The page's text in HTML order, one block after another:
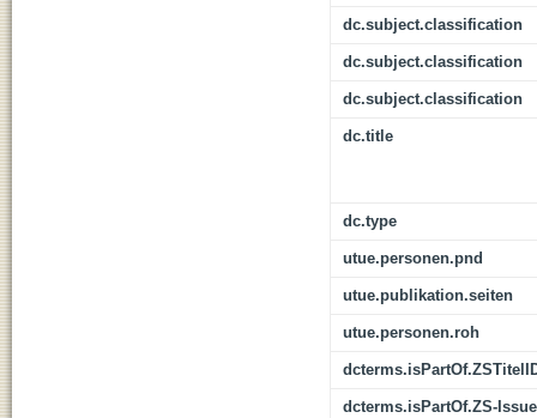
dc.subject.classification
dc.subject.classification
dc.subject.classification
dc.title
dc.type
utue.personen.pnd
utue.publikation.seiten
utue.personen.roh
dcterms.isPartOf.ZS-Issue